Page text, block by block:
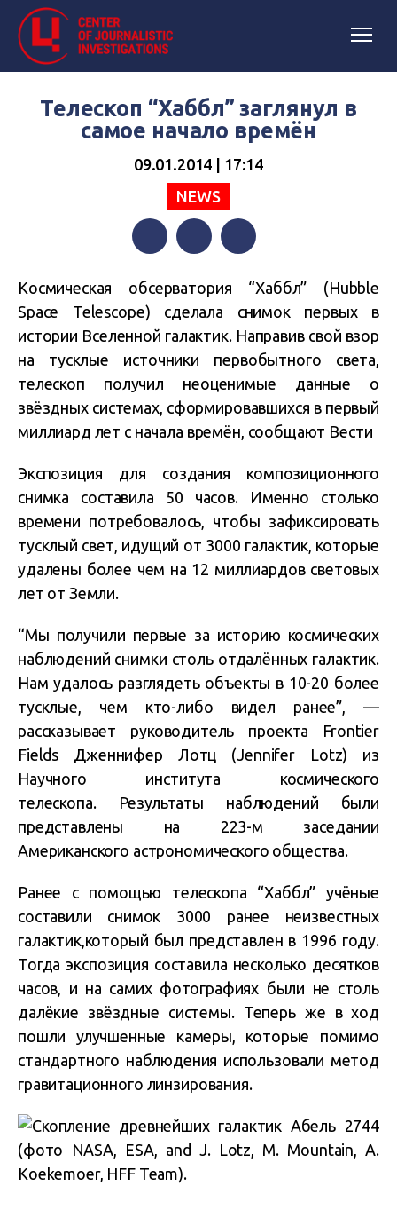
Телескоп “Хаббл” заглянул в
самое начало времён
09.01.2014 | 17:14
NEWS
Космическая обсерватория “Хаббл” (Hubble
Space Telescope) сделала снимок первых в
истории Вселенной галактик. Направив свой взор
на тусклые источники первобытного света,
телескоп получил неоценимые данные о
звёздных системах, сформировавшихся в первый
миллиард лет с начала времён, сообщают Вести
Экспозиция для создания композиционного
снимка составила 50 часов. Именно столько
времени потребовалось, чтобы зафиксировать
тусклый свет, идущий от 3000 галактик, которые
удалены более чем на 12 миллиардов световых
лет от Земли.
“Мы получили первые за историю космических
наблюдений снимки столь отдалённых галактик.
Нам удалось разглядеть объекты в 10-20 более
тусклые, чем кто-либо видел ранее”, —
рассказывает руководитель проекта Frontier
Fields Дженнифер Лотц (Jennifer Lotz) из
Научного института космического
телескопа. Результаты наблюдений были
представлены на 223-м заседании
Американского астрономического общества.
Ранее с помощью телескопа “Хаббл” учёные
составили снимок 3000 ранее неизвестных
галактик,который был представлен в 1996 году.
Тогда экспозиция составила несколько десятков
часов, и на самих фотографиях были не столь
далёкие звёздные системы. Теперь же в ход
пошли улучшенные камеры, которые помимо
стандартного наблюдения использовали метод
гравитационного линзирования.